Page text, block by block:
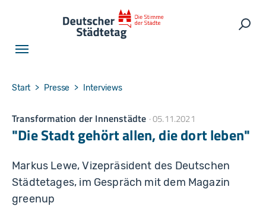
You are here:
Start Presse Interviews
Transformation der Innenstädte 05.11.2021
"Die Stadt gehört allen, die dort leben"
Markus Lewe, Vizepräsident des Deutschen
Städtetages, im Gespräch mit dem Magazin
greenup